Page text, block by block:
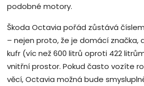
podobné motory.
Škoda Octavia pořád zůstává
– nejen proto, že je domácí značka,
kufr (víc než 600 litrů oproti 422
vnitřní prostor. Pokud často vozíte
věcí, Octavia možná bude